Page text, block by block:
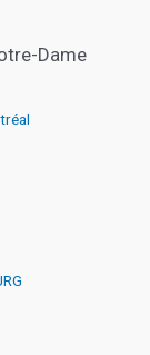
Dame